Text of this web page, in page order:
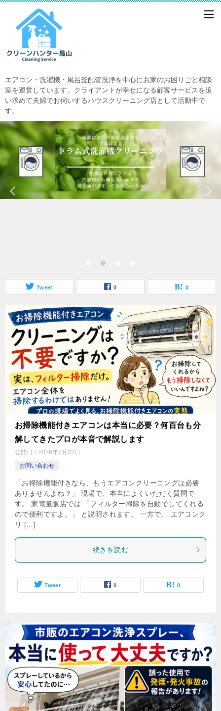
エアコン・洗濯機・風呂釜配管洗浄を中心にお家のお困りごと相談
室を運営しています。クライアントが幸せになる顧客サービスを追
い求めて夫婦でお伺いするハウスクリーニング店として活動中で
す。
Tweet 0 0
お掃除機能付きエアコンは本当に必要？何百台も分
解してきたプロが本音で解説します
公開日： 2026年7月22日
お問い合わせ
「お掃除機能付きなら、もうエアコンクリーニングは必要
ありませんよね？」 現場で、本当によくいただく質問で
す。 家電量販店では 「フィルター掃除を自動でしてくれる
ので便利ですよ。」 と説明されます。 一方で、 エアコンク
リ […]
続きを読む
Tweet 0 0